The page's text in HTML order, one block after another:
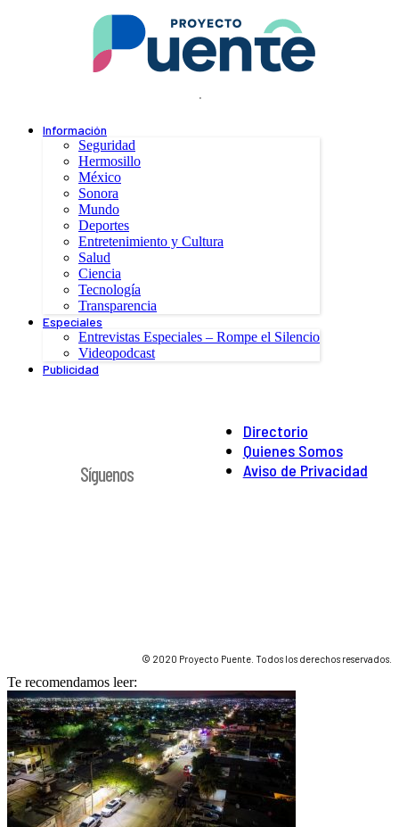
.
Información
Seguridad
Hermosillo
México
Sonora
Mundo
Deportes
Entretenimiento y Cultura
Salud
Ciencia
Tecnología
Transparencia
Especiales
Entrevistas Especiales – Rompe el Silencio
Videopodcast
Publicidad
Directorio
Quienes Somos
Aviso de Privacidad
Síguenos
© 2020 Proyecto Puente. Todos los derechos reservados.
Te recomendamos leer: